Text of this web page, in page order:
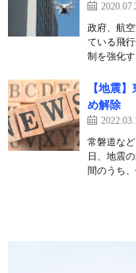
政府、航
ている飛
制を強化
【地震
め解除
常磐道な
日、地震
間のうち